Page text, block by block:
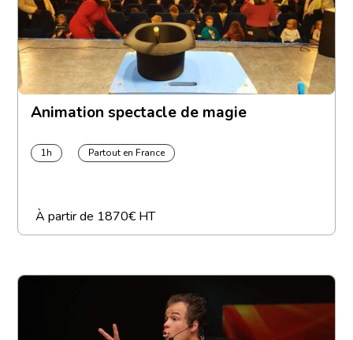
Animation spectacle de magie
1h Partout en France
À partir de 1870€ HT